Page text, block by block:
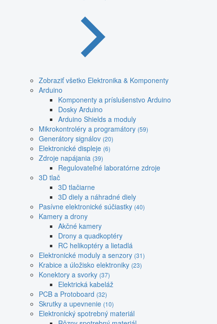
Zobraziť všetko Elektronika & Komponenty
Arduino
Komponenty a príslušenstvo Arduino
Dosky Arduino
Arduino Shields a moduly
Mikrokontroléry a programátory (59)
Generátory signálov (20)
Elektronické displeje (6)
Zdroje napájania (39)
Regulovateľné laboratórne zdroje
3D tlač
3D tlačiarne
3D diely a náhradné diely
Pasívne elektronické súčiastky (40)
Kamery a drony
Akčné kamery
Drony a quadkoptéry
RC helikoptéry a lietadlá
Elektronické moduly a senzory (31)
Krabice a úložisko elektroniky (23)
Konektory a svorky (37)
Elektrická kabeláž
PCB a Protoboard (32)
Skrutky a upevnenie (10)
Elektronický spotrebný materiál